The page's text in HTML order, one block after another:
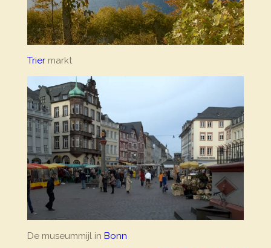
Triermarkt
De museummijl in Bonn